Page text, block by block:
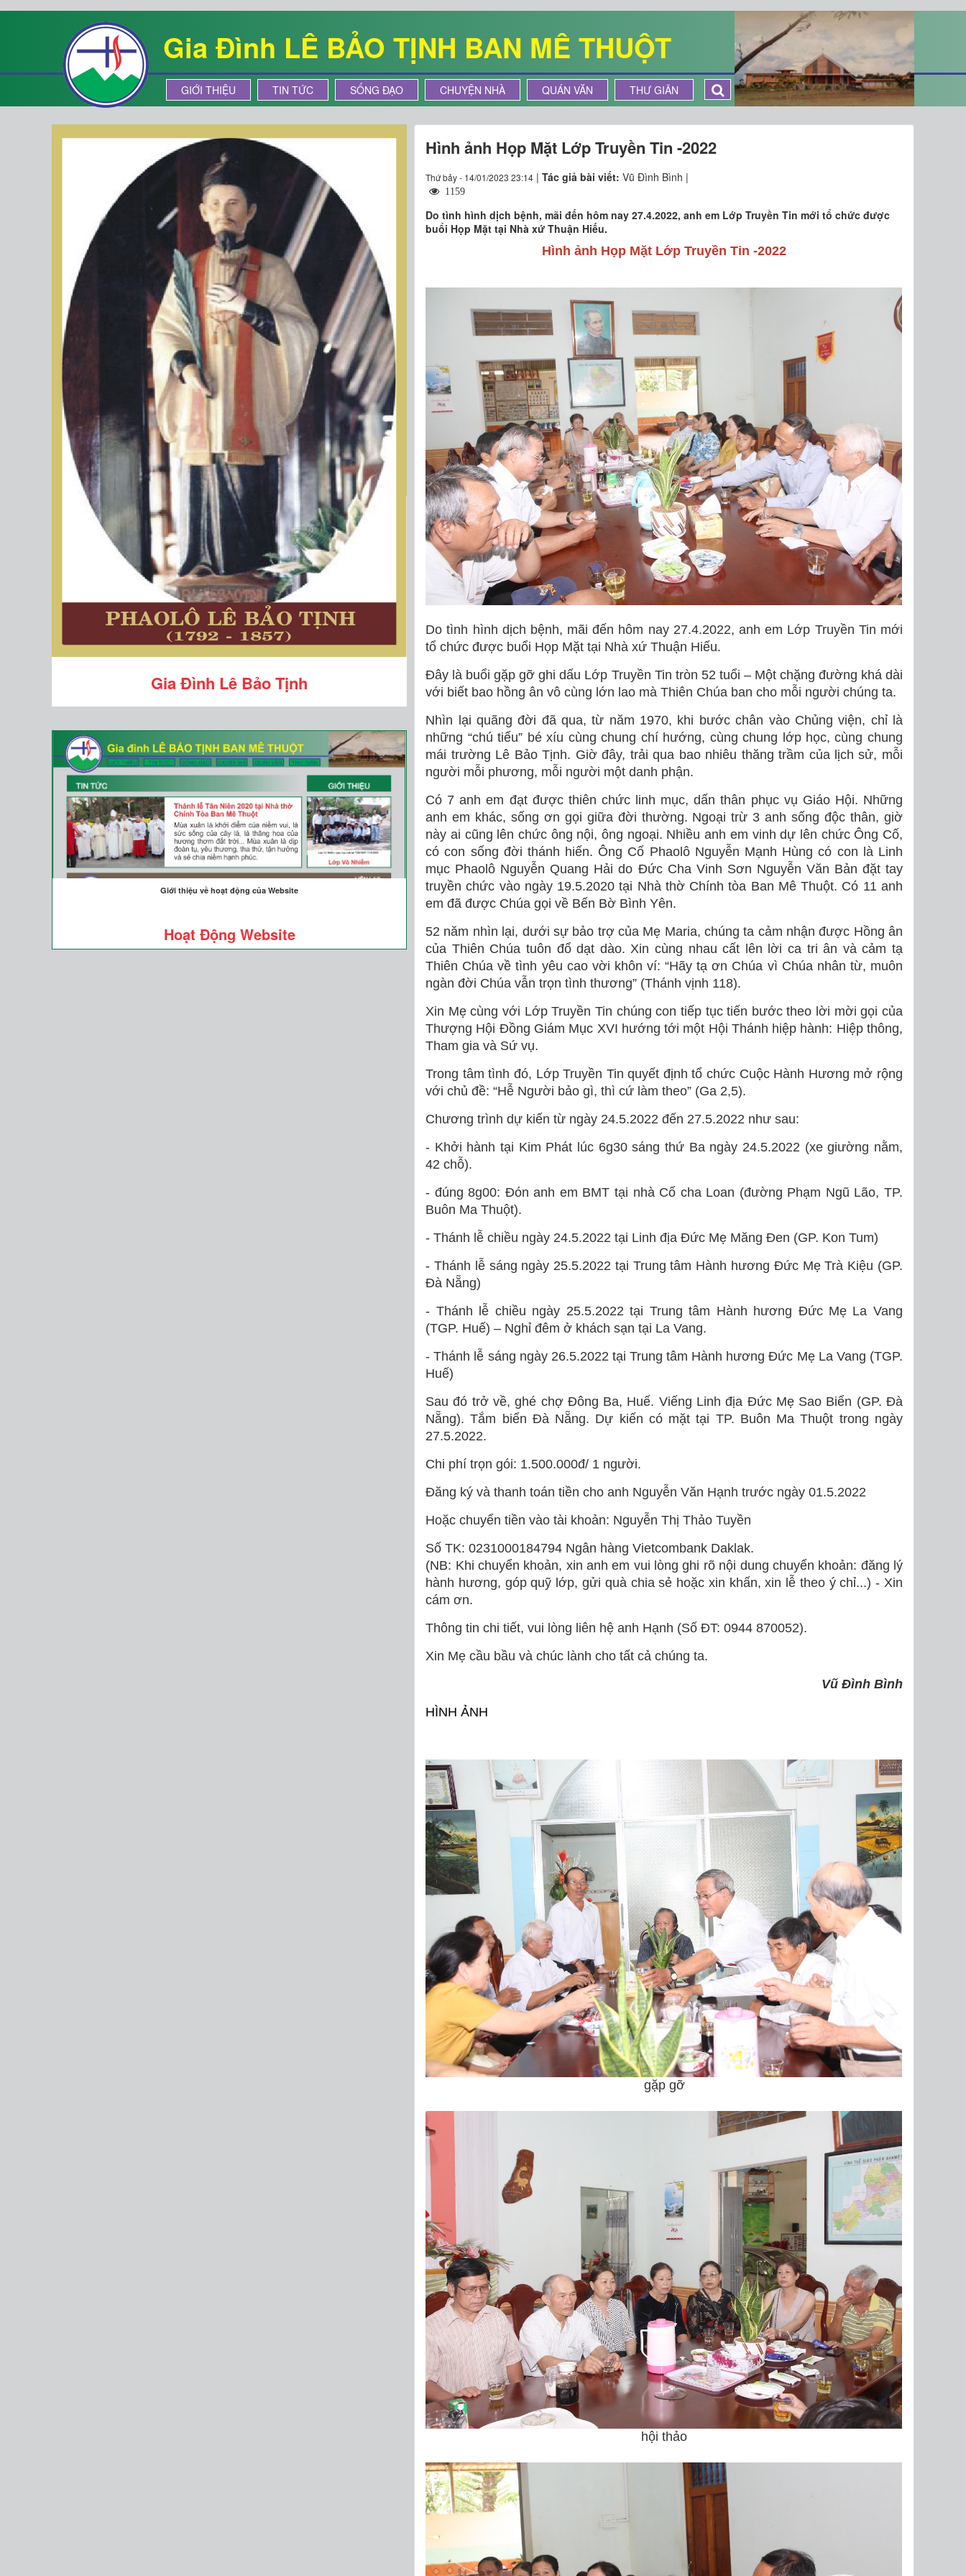
Gia Đình LÊ BẢO TỊNH BAN MÊ THUỘT
GIỚI THIỆU TIN TỨC SỐNG ĐẠO CHUYỆN NHÀ QUÁN VĂN THƯ GIÃN
Hình ảnh Họp Mặt Lớp Truyền Tin -2022
Thứ bảy - 14/01/2023 23:14 |Tác giả bài viết:Vũ Đình Bình |
1159
Do tình hình dịch bệnh, mãi đến hôm nay 27.4.2022, anh em Lớp Truyền Tin mới tổ chức được
buổi Họp Mặt tại Nhà xứ Thuận Hiếu.
Hình ảnh Họp Mặt Lớp Truyền Tin -2022
Do tình hình dịch bệnh, mãi đến hôm nay 27.4.2022, anh em Lớp Truyền Tin mới
tổ chức được buổi Họp Mặt tại Nhà xứ Thuận Hiếu.
Đây là buổi gặp gỡ ghi dấu Lớp Truyền Tin tròn 52 tuổi – Một chặng đường khá dài
với biết bao hồng ân vô cùng lớn lao mà Thiên Chúa ban cho mỗi người chúng ta.
Nhìn lại quãng đời đã qua, từ năm 1970, khi bước chân vào Chủng viện, chỉ là
những “chú tiểu” bé xíu cùng chung chí hướng, cùng chung lớp học, cùng chung
mái trường Lê Bảo Tịnh. Giờ đây, trải qua bao nhiêu thăng trầm của lịch sử, mỗi
người mỗi phương, mỗi người một danh phận.
Có 7 anh em đạt được thiên chức linh mục, dấn thân phục vụ Giáo Hội. Những
anh em khác, sống ơn gọi giữa đời thường. Ngoại trừ 3 anh sống độc thân, giờ
này ai cũng lên chức ông nội, ông ngoại. Nhiều anh em vinh dự lên chức Ông Cố,
có con sống đời thánh hiến. Ông Cố Phaolô Nguyễn Mạnh Hùng có con là Linh
mục Phaolô Nguyễn Quang Hải do Đức Cha Vinh Sơn Nguyễn Văn Bản đặt tay
truyền chức vào ngày 19.5.2020 tại Nhà thờ Chính tòa Ban Mê Thuột. Có 11 anh
em đã được Chúa gọi về Bến Bờ Bình Yên.
52 năm nhìn lại, dưới sự bảo trợ của Mẹ Maria, chúng ta cảm nhận được Hồng ân
của Thiên Chúa tuôn đổ dạt dào. Xin cùng nhau cất lên lời ca tri ân và cảm tạ
Thiên Chúa về tình yêu cao vời khôn ví: “Hãy tạ ơn Chúa vì Chúa nhân từ, muôn
ngàn đời Chúa vẫn trọn tình thương” (Thánh vịnh 118).
Xin Mẹ cùng với Lớp Truyền Tin chúng con tiếp tục tiến bước theo lời mời gọi của
Thượng Hội Đồng Giám Mục XVI hướng tới một Hội Thánh hiệp hành: Hiệp thông,
Tham gia và Sứ vụ.
Trong tâm tình đó, Lớp Truyền Tin quyết định tổ chức Cuộc Hành Hương mở rộng
với chủ đề: “Hễ Người bảo gì, thì cứ làm theo” (Ga 2,5).
Chương trình dự kiến từ ngày 24.5.2022 đến 27.5.2022 như sau:
- Khởi hành tại Kim Phát lúc 6g30 sáng thứ Ba ngày 24.5.2022 (xe giường nằm,
42 chỗ).
- đúng 8g00: Đón anh em BMT tại nhà Cố cha Loan (đường Phạm Ngũ Lão, TP.
Buôn Ma Thuột).
- Thánh lễ chiều ngày 24.5.2022 tại Linh địa Đức Mẹ Măng Đen (GP. Kon Tum)
- Thánh lễ sáng ngày 25.5.2022 tại Trung tâm Hành hương Đức Mẹ Trà Kiệu (GP.
Đà Nẵng)
- Thánh lễ chiều ngày 25.5.2022 tại Trung tâm Hành hương Đức Mẹ La Vang
(TGP. Huế) – Nghỉ đêm ở khách sạn tại La Vang.
- Thánh lễ sáng ngày 26.5.2022 tại Trung tâm Hành hương Đức Mẹ La Vang (TGP.
Huế)
Sau đó trở về, ghé chợ Đông Ba, Huế. Viếng Linh địa Đức Mẹ Sao Biển (GP. Đà
Nẵng). Tắm biển Đà Nẵng. Dự kiến có mặt tại TP. Buôn Ma Thuột trong ngày
27.5.2022.
Chi phí trọn gói: 1.500.000đ/ 1 người.
Đăng ký và thanh toán tiền cho anh Nguyễn Văn Hạnh trước ngày 01.5.2022
Hoặc chuyển tiền vào tài khoản: Nguyễn Thị Thảo Tuyền
Số TK: 0231000184794 Ngân hàng Vietcombank Daklak.
(NB: Khi chuyển khoản, xin anh em vui lòng ghi rõ nội dung chuyển khoản: đăng lý
hành hương, góp quỹ lớp, gửi quà chia sẻ hoặc xin khấn, xin lễ theo ý chỉ...) - Xin
cám ơn.
Thông tin chi tiết, vui lòng liên hệ anh Hạnh (Số ĐT: 0944 870052).
Xin Mẹ cầu bầu và chúc lành cho tất cả chúng ta.
Vũ Đình Bình
HÌNH ẢNH
gặp gỡ
hội thảo
Gia Đình Lê Bảo Tịnh
Giới thiệu về hoạt động của Website
Hoạt Động Website